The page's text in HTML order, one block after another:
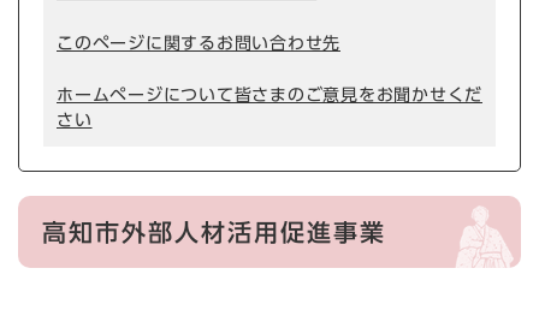
このページに関するお問い合わせ先
ホームページについて皆さまのご意見をお聞かせくだ
さい
高知市外部人材活用促進事業